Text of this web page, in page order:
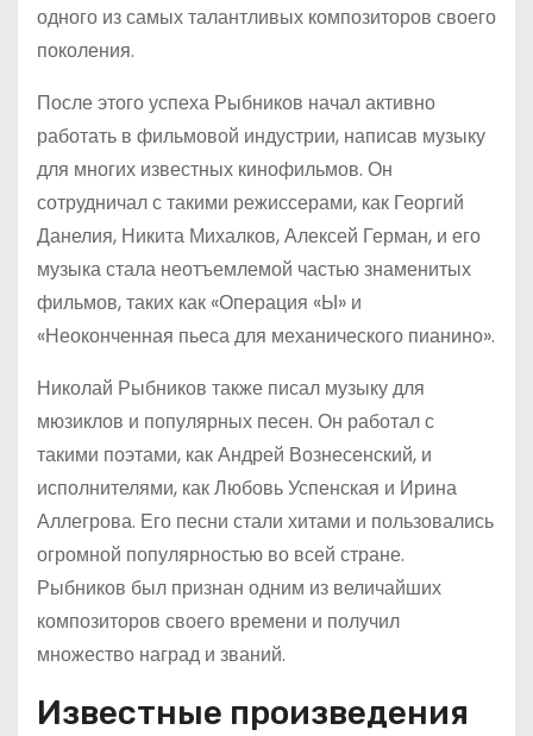
одного из самых талантливых композиторов своего
поколения.
После этого успеха Рыбников начал активно
работать в фильмовой индустрии, написав музыку
для многих известных кинофильмов. Он
сотрудничал с такими режиссерами, как Георгий
Данелия, Никита Михалков, Алексей Герман, и его
музыка стала неотъемлемой частью знаменитых
фильмов, таких как «Операция «Ы» и
«Неоконченная пьеса для механического пианино».
Николай Рыбников также писал музыку для
мюзиклов и популярных песен. Он работал с
такими поэтами, как Андрей Вознесенский, и
исполнителями, как Любовь Успенская и Ирина
Аллегрова. Его песни стали хитами и пользовались
огромной популярностью во всей стране.
Рыбников был признан одним из величайших
композиторов своего времени и получил
множество наград и званий.
Известные произведения